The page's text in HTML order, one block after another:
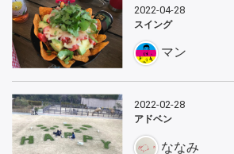
2022-04-28
スイング
マン
2022-02-28
アドベン
ななみ